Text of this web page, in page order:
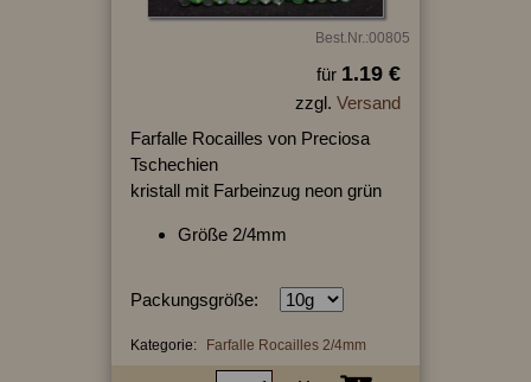
Best.Nr.:00805
für 1.19 €
zzgl. Versand
Farfalle Rocailles von Preciosa
Tschechien
kristall mit Farbeinzug neon grün
Größe 2/4mm
Packungsgröße:
Kategorie: Farfalle Rocailles 2/4mm